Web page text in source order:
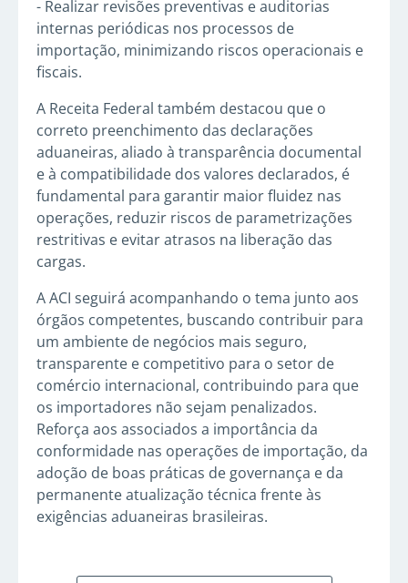
- Realizar revisões preventivas e auditorias
internas periódicas nos processos de
importação, minimizando riscos operacionais e
fiscais.
A Receita Federal também destacou que o
correto preenchimento das declarações
aduaneiras, aliado à transparência documental
e à compatibilidade dos valores declarados, é
fundamental para garantir maior fluidez nas
operações, reduzir riscos de parametrizações
restritivas e evitar atrasos na liberação das
cargas.
A ACI seguirá acompanhando o tema junto aos
órgãos competentes, buscando contribuir para
um ambiente de negócios mais seguro,
transparente e competitivo para o setor de
comércio internacional, contribuindo para que
os importadores não sejam penalizados.
Reforça aos associados a importância da
conformidade nas operações de importação, da
adoção de boas práticas de governança e da
permanente atualização técnica frente às
exigências aduaneiras brasileiras.